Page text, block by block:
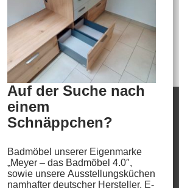
09:00 –
14:00 Uhr
feste Termine nach­
Auf der Suche nach
einem
Schnäppchen?
Badmöbel unserer Eigenmarke
„Meyer – das Badmöbel 4.0″,
sowie unsere Ausstellungsküchen
namhafter deutscher Hersteller, E-